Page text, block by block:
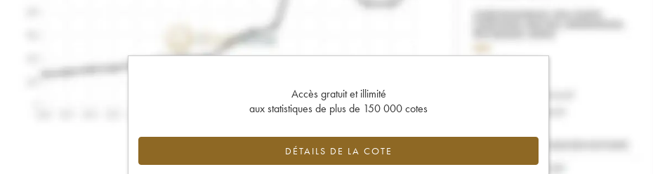
Accès gratuit et illimité
aux statistiques de plus de 150 000 cotes
DÉTAILS DE LA COTE